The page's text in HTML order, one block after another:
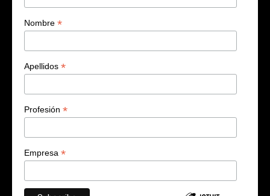
Nombre *
Apellidos *
Profesión *
Empresa *